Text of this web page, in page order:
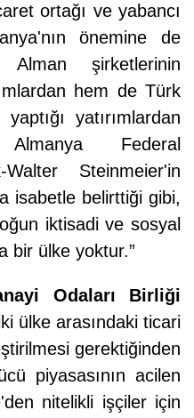
ortağı ve yabancı
önemine de
şirketlerinin
hem de Türk
yatırımlardan
Federal
Walter Steinmeier'in
isabetle belirttiği gibi,
iktisadi ve sosyal
bir ülke yoktur.”
Odaları Birliği
ülke arasındaki ticari
gerektiğinden
piyasasının acilen
nitelikli işçiler için